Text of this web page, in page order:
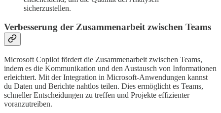
sicherzustellen.
Verbesserung der Zusammenarbeit zwischen Teams
Microsoft Copilot fördert die Zusammenarbeit zwischen Teams,
indem es die Kommunikation und den Austausch von Informationen
erleichtert. Mit der Integration in Microsoft-Anwendungen kannst
du Daten und Berichte nahtlos teilen. Dies ermöglicht es Teams,
schneller Entscheidungen zu treffen und Projekte effizienter
voranzutreiben.